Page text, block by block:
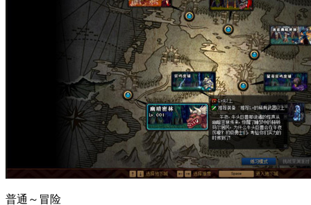
普通～冒险